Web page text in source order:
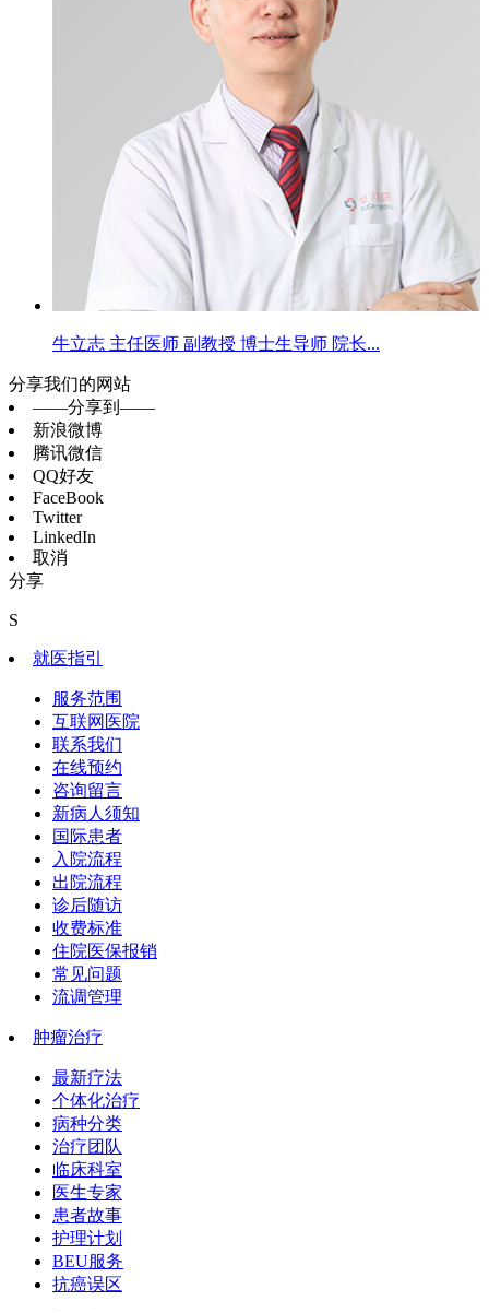
牛立志 主任医师 副教授 博士生导师 院长...
分享我们的网站
——分享到——
新浪微博
腾讯微信
QQ好友
FaceBook
Twitter
LinkedIn
取消
分享
S
就医指引
服务范围
互联网医院
联系我们
在线预约
咨询留言
新病人须知
国际患者
入院流程
出院流程
诊后随访
收费标准
住院医保报销
常见问题
流调管理
肿瘤治疗
最新疗法
个体化治疗
病种分类
治疗团队
临床科室
医生专家
患者故事
护理计划
BEU服务
抗癌误区